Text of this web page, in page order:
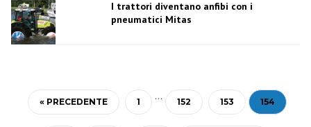
I trattori diventano anfibi con i
pneumatici Mitas
« PRECEDENTE 1
…
152 153 154